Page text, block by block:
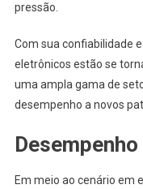
pressão.
Com sua confiabilidade
eletrônicos estão se
uma ampla gama de
desempenho a novos
Em meio ao cenário em